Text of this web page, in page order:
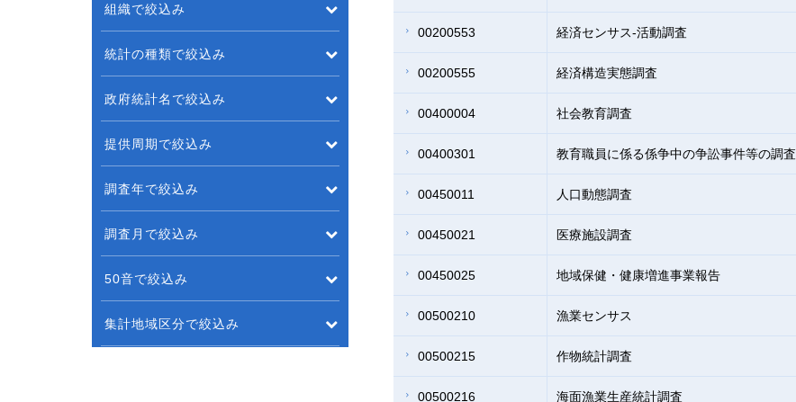
00200553 経済センサス‐活動調査
00200555 経済構造実態調査
00400004 社会教育調査
00400301 教育職員に係る係争中の争訟事件等の調査
00450011 人口動態調査
00450021 医療施設調査
00450025 地域保健・健康増進事業報告
00500210 漁業センサス
00500215 作物統計調査
00500216 海面漁業生産統計調査
組織で絞込み
統計の種類で絞込み
政府統計名で絞込み
提供周期で絞込み
調査年で絞込み
調査月で絞込み
50音で絞込み
集計地域区分で絞込み